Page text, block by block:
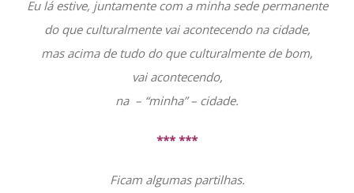
Eu lá estive, juntamente com a minha sede permanente
do que culturalmente vai acontecendo na cidade,
mas acima de tudo do que culturalmente de bom,
vai acontecendo,
na – “minha” – cidade.
*** ***
Ficam algumas partilhas.